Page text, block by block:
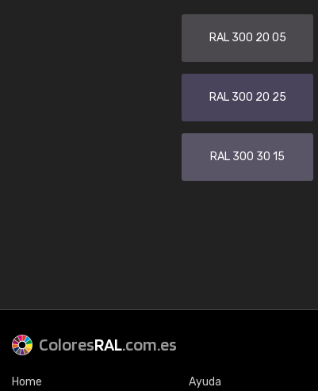
RAL 300 20 05
RAL 300 20 25
RAL 300 30 15
ColoresRAL.com.es
Home Ayuda